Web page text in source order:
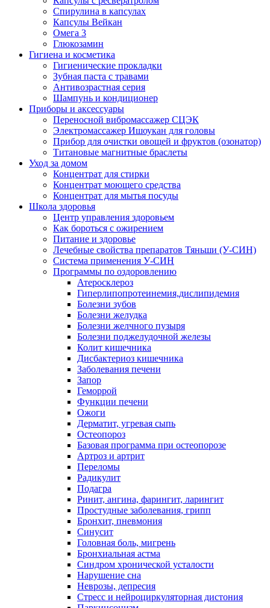
Спирулина в капсулах
Капсулы Вейкан
Омега 3
Глюкозамин
Гигиена и косметика
Гигиенические прокладки
Зубная паста с травами
Антивозрастная серия
Шампунь и кондиционер
Приборы и аксессуары
Переносной вибромассажер СЦЭК
Электромассажер Ишоукан для головы
Прибор для очистки овощей и фруктов (озонатор)
Титановые магнитные браслеты
Уход за домом
Концентрат для стирки
Концентрат моющего средства
Концентрат для мытья посуды
Школа здоровья
Центр управления здоровьем
Как бороться с ожирением
Питание и здоровье
Лечебные свойства препаратов Тяньши (У-СИН)
Система применения У-СИН
Программы по оздоровлению
Атеросклероз
Гиперлипопротеинемия,дислипидемия
Болезни зубов
Болезни желудка
Болезни желчного пузыря
Болезни поджелудочной железы
Колит кишечника
Дисбактериоз кишечника
Заболевания печени
Запор
Геморрой
Функции печени
Ожоги
Дерматит, угревая сыпь
Остеопороз
Базовая программа при остеопорозе
Артроз и артрит
Переломы
Радикулит
Подагра
Ринит, ангина, фарингит, ларингит
Простудные заболевания, грипп
Бронхит, пневмония
Синусит
Головная боль, мигрень
Бронхиальная астма
Синдром хронической усталости
Нарушение сна
Неврозы, депресия
Стресс и нейроциркуляторная дистония